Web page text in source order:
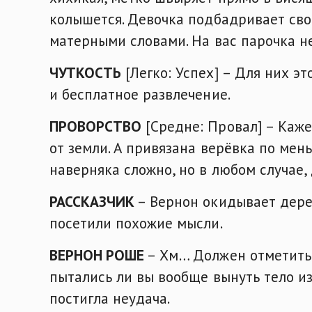
колышется. Девочка подбадривает
матерными словами. На вас парочка
ЧУТКОСТЬ [Легко: Успех] – Для них
и бесплатное развлечение.
ПРОВОРСТВО [Средне: Провал] –
от земли. А привязана верёвка по
наверняка сложно, но в любом
РАССКАЗЧИК – Вернон окидывает
посетили похожие мысли.
ВЕРНОН РОШЕ – Хм… Должен
пытались ли вы вообще вынуть тело
постигла неудача.